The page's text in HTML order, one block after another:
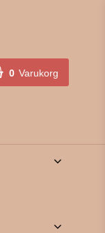
0 Varukorg